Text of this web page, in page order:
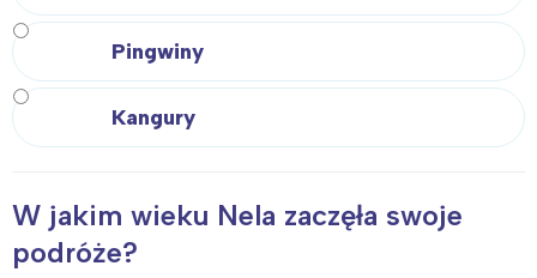
Pingwiny
Kangury
W jakim wieku Nela zaczęła swoje
podróże?